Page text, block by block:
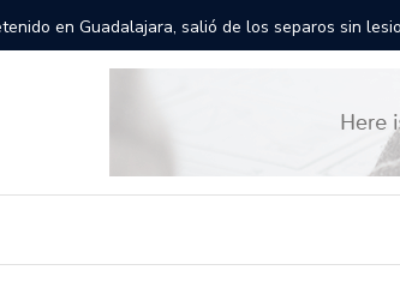
las calles de Guadalajara: aparta la fecha